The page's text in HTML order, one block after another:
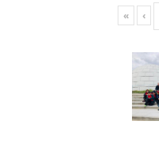
« ‹